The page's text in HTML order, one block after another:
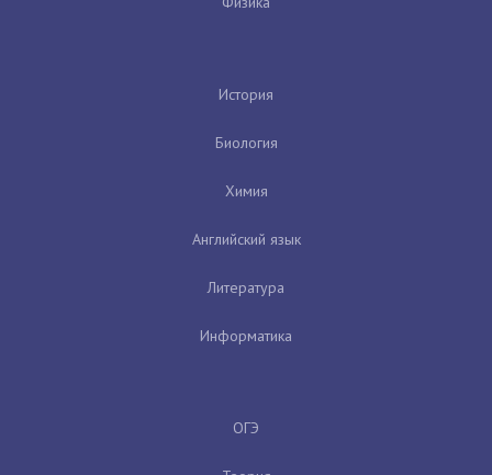
История
Биология
Химия
Английский язык
Литература
Информатика
ОГЭ